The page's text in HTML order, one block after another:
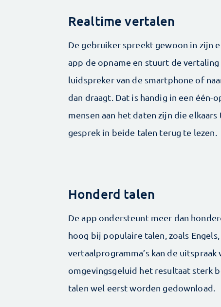
Realtime vertalen
De gebruiker spreekt gewoon in zijn
app de opname en stuurt de
luidspreker van de smartphone of
dan draagt. Dat is handig in een
mensen aan het daten zijn die
gesprek in beide talen terug te lezen.
Honderd talen
De app ondersteunt meer dan
hoog bij populaire talen, zoals
vertaalprogramma’s kan de
omgevingsgeluid het resultaat sterk
talen wel eerst worden gedownload.